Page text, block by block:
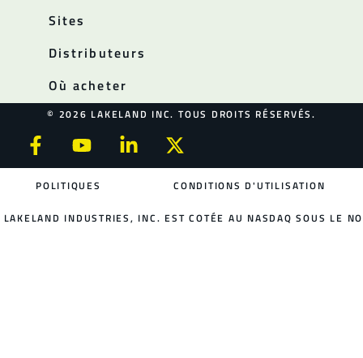
Sites
Distributeurs
Où acheter
© 2026 LAKELAND INC. TOUS DROITS RÉSERVÉS.
POLITIQUES CONDITIONS D'UTILISATION
LAKELAND INDUSTRIES, INC. EST COTÉE AU NASDAQ SOUS LE